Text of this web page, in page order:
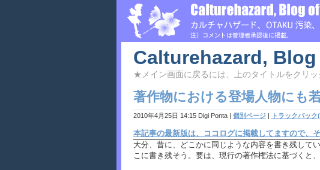
Calturehazard,
★メイン画面に戻るには、上のタイトルをクリ
著作物における登場人物にも
2010年4月25日 14:15 Digi Ponta | 個別ページ | トラックバック
本記事の最新版は、ココログに掲載してますので、
大分、昔に、どこかに同じような内容を書き残して
こに書き残そう。要は、現行の著作権法に基づくと